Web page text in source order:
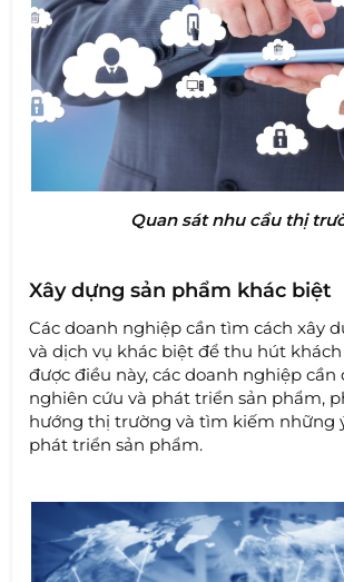
Quan sát nhu cầu thị
Xây dựng sản phẩm khác biệt
Các doanh nghiệp cần tìm cách xây
và dịch vụ khác biệt để thu hút
được điều này, các doanh nghiệp cần
nghiên cứu và phát triển sản phẩm,
hướng thị trường và tìm kiếm những
phát triển sản phẩm.